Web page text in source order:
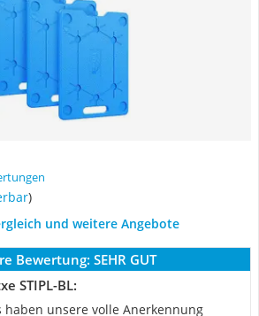
)
und weitere Angebote
Bewertung: SEHR GUT
‎STIPL-BL:
haben unsere volle Anerkennung